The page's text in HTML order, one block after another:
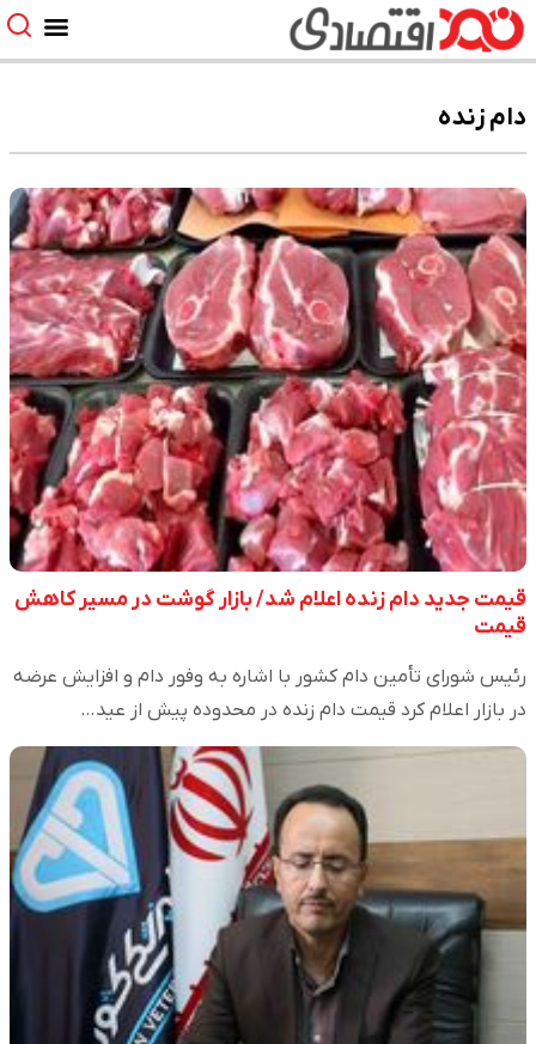
دام زنده
قیمت جدید دام زنده اعلام شد/ بازار گوشت در مسیر کاهش
قیمت
رئیس شورای تأمین دام کشور با اشاره به وفور دام و افزایش عرضه
در بازار اعلام کرد قیمت دام زنده در محدوده پیش از عید…